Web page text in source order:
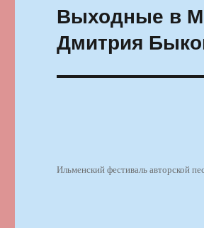
Следующая
Выходные в
Дмитрия
Ильменский фестиваль авторской